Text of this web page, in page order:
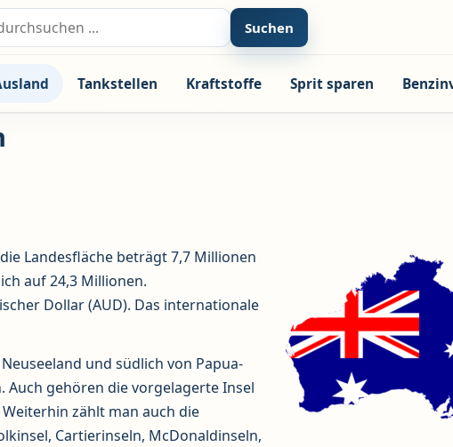
Suchen
Tankstellen Kraftstoffe Sprit sparen
Landesfläche beträgt 7,7 Millionen
auf 24,3 Millionen.
Dollar (AUD). Das internationale
und südlich von Papua-
gehören die vorgelagerte Insel
zählt man auch die
Cartierinseln, McDonaldinseln,